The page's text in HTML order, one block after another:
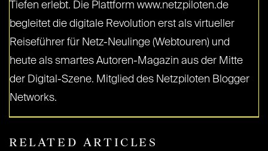
Tiefen erlebt. Die Plattform www.netzpiloten.de
begleitet die digitale Revolution erst als virtueller
Reiseführer für Netz-Neulinge (Webtouren) und
heute als smartes Autoren-Magazin aus der Mitte
der Digital-Szene. Mitglied des Netzpiloten Blogger
Networks.
RELATED ARTICLES